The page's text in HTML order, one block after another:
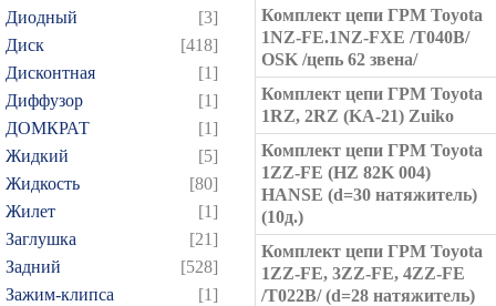
Диодный
[3]
Диск
[418]
Дисконтная
[1]
Диффузор
[1]
ДОМКРАТ
[1]
Жидкий
[5]
Жидкость
[80]
Жилет
[1]
Заглушка
[21]
Задний
[528]
Зажим-клипса
[1]
Комплект цепи ГРМ Toyota
1NZ-FE.1NZ-FXE /T040B/
OSK /цепь 62 звена/
Комплект цепи ГРМ Toyota
1RZ, 2RZ (KA-21) Zuiko
Комплект цепи ГРМ Toyota
1ZZ-FE (HZ 82K 004)
HANSE (d=30 натяжитель)
(10д.)
Комплект цепи ГРМ Toyota
1ZZ-FE, 3ZZ-FE, 4ZZ-FE
/T022B/ (d=28 натяжитель)